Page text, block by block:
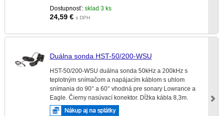
Dostupnosť:sklad 3 ks
24,59 € s DPH
Duálna sonda HST-50/200-WSU
HST-50/200-WSU duálna sonda 50kHz a 200kHz s
teplotným snímačom a napájacím káblom s uhlom
snímania do 90° a 60° vhodná pre sonary Lowrance a
Eagle. Čierny nasúvací konektor. Dĺžka kábla 8,3m.